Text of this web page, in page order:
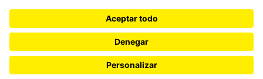
CONTÁCTANOS
cerosetenta@uniandes.edu.co